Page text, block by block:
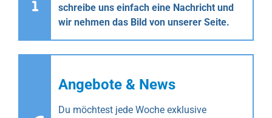
schreibe uns einfach eine Nachricht und
wir nehmen das Bild von unserer Seite.
Angebote & News
Du möchtest jede Woche exklusive